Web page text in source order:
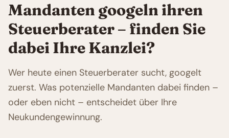
Mandanten googeln ihren
Steuerberater – finden Sie
dabei Ihre Kanzlei?
Wer heute einen Steuerberater sucht, googelt
zuerst. Was potenzielle Mandanten dabei finden –
oder eben nicht – entscheidet über Ihre
Neukundengewinnung.